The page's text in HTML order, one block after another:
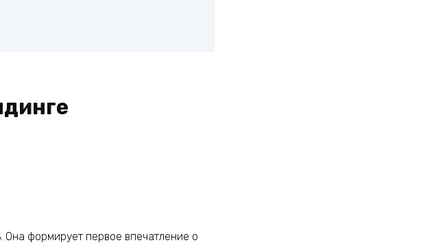
Она формирует первое впечатление о